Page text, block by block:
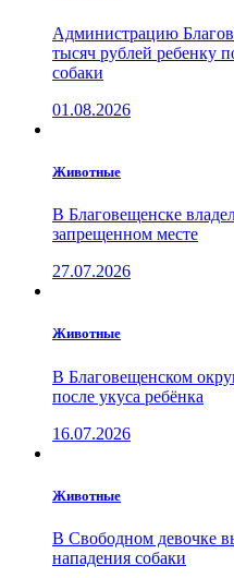
Администрацию
тысяч рублей ребенку
собаки
01.08.2026
Животные
В Благовещенске
запрещенном месте
27.07.2026
Животные
В Благовещенском
после укуса ребёнка
16.07.2026
Животные
В Свободном девочке
нападения собаки